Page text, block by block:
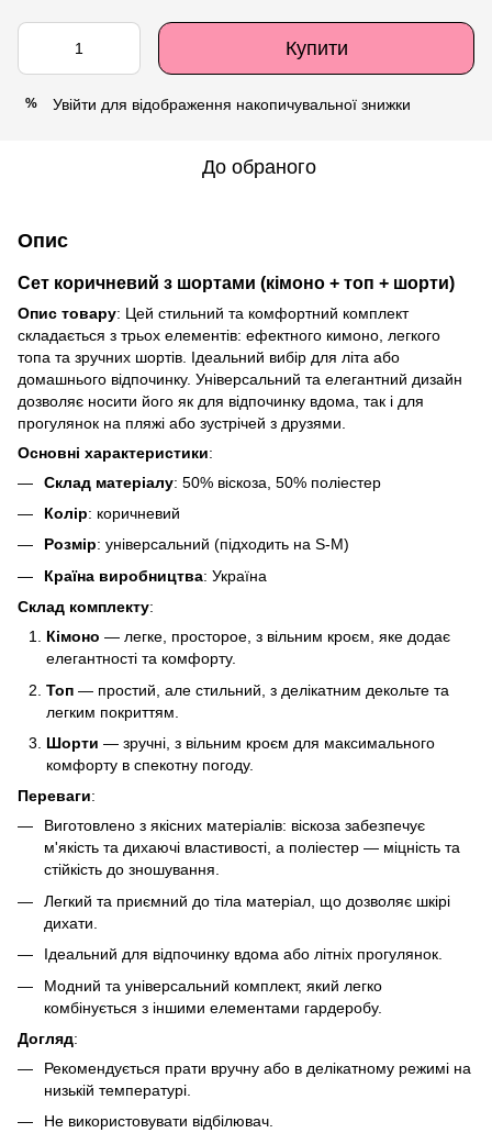
Купити
% Увійти для відображення накопичувальної знижки
До обраного
Опис
Сет коричневий з шортами (кімоно + топ + шорти)
Опис товару: Цей стильний та комфортний комплект
складається з трьох елементів: ефектного кимоно, легкого
топа та зручних шортів. Ідеальний вибір для літа або
домашнього відпочинку. Універсальний та елегантний дизайн
дозволяє носити його як для відпочинку вдома, так і для
прогулянок на пляжі або зустрічей з друзями.
Основні характеристики:
Склад матеріалу: 50% віскоза, 50% поліестер
Колір: коричневий
Розмір: універсальний (підходить на S-M)
Країна виробництва: Україна
Склад комплекту:
Кімоно — легке, просторое, з вільним кроєм, яке додає
елегантності та комфорту.
Топ — простий, але стильний, з делікатним декольте та
легким покриттям.
Шорти — зручні, з вільним кроєм для максимального
комфорту в спекотну погоду.
Переваги:
Виготовлено з якісних матеріалів: віскоза забезпечує
м'якість та дихаючі властивості, а поліестер — міцність та
стійкість до зношування.
Легкий та приємний до тіла матеріал, що дозволяє шкірі
дихати.
Ідеальний для відпочинку вдома або літніх прогулянок.
Модний та універсальний комплект, який легко
комбінується з іншими елементами гардеробу.
Догляд:
Рекомендується прати вручну або в делікатному режимі на
низькій температурі.
Не використовувати відбілювач.